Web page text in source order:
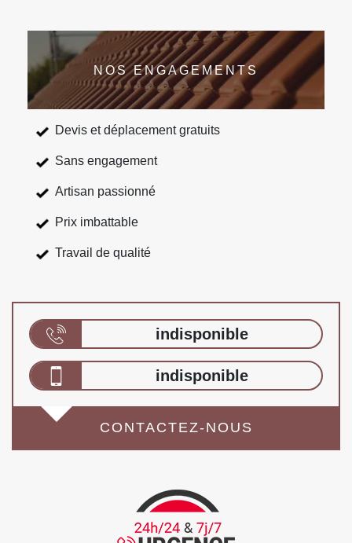
NOS ENGAGEMENTS
Devis et déplacement gratuits
Sans engagement
Artisan passionné
Prix imbattable
Travail de qualité
indisponible
indisponible
CONTACTEZ-NOUS